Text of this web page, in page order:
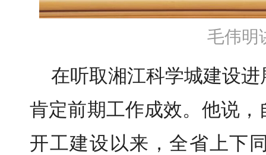
毛伟明
在听取湘江科学城建设进
肯定前期工作成效。他说，
开工建设以来 ， 全省上下